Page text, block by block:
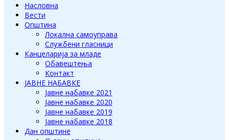
Насловна
Вести
Општина
Локална самоуправа
Службени гласници
Канцеларија за младе
Обавештења
Контакт
ЈАВНЕ НАБАВКЕ
Јавне набавке 2021
Јавне набавке 2020
Јавне набавке 2019
Јавне набавке 2018
Дан општине